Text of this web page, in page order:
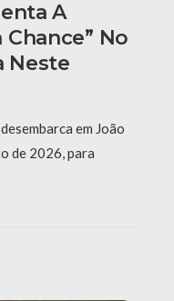
A
No
Neste
em João
de 2026, para